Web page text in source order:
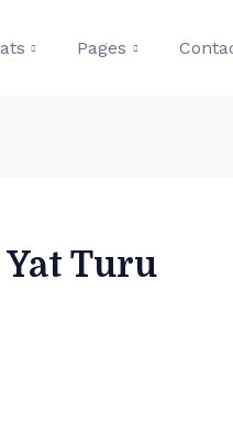
Pages
Turu